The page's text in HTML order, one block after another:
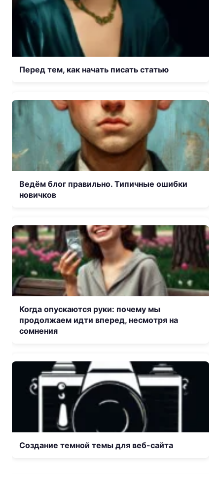
Перед тем, как начать писать статью
Ведём блог правильно. Типичные ошибки
новичков
Когда опускаются руки: почему мы
продолжаем идти вперед, несмотря на
сомнения
Создание темной темы для веб-сайта